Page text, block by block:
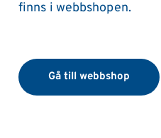
finns i webbshopen.
Gå till webbshop